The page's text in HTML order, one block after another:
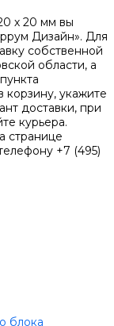
х 20 мм вы
Дизайн». Для
собственной
области, а
корзину, укажите
доставки, при
курьера.
странице
+7 (495)